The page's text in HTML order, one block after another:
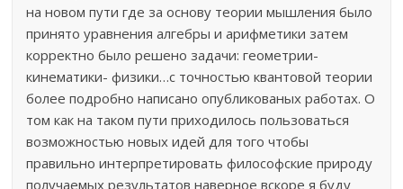
на новом пути где за основу теории мышления было
принято уравнения алгебры и арифметики затем
корректно было решено задачи: геометрии-
кинематики- физики…с точностью квантовой теории
более подробно написано опубликованых работах. О
том как на таком пути приходилось пользоваться
возможностью новых идей для того чтобы
правильно интерпретировать философские природу
получаемых результатов наверное вскоре я буду